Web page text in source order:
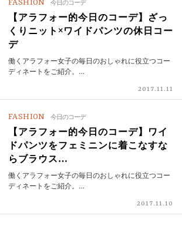
FASHION 今日のコーデ
【アラフォー的今日のコーデ】ざっ
くりニット×ワイドパンツの休日コー
デ
働くアラフォー女子の毎日のおしゃれに役立つコー
ディネートをご紹介。…
2017.11.11
FASHION 今日のコーデ
【アラフォー的今日のコーデ】ワイ
ドパンツをフェミニンに着こなすな
らブラウス…
働くアラフォー女子の毎日のおしゃれに役立つコー
ディネートをご紹介。…
2017.11.10